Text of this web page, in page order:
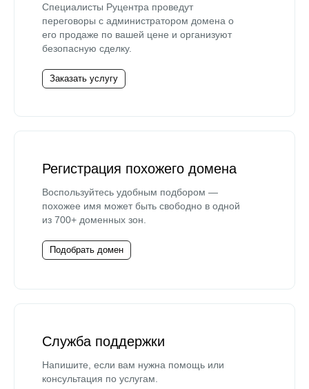
Специалисты Руцентра проведут
переговоры с администратором домена о
его продаже по вашей цене и организуют
безопасную сделку.
Заказать услугу
Регистрация похожего домена
Воспользуйтесь удобным подбором —
похожее имя может быть свободно в одной
из 700+ доменных зон.
Подобрать домен
Служба поддержки
Напишите, если вам нужна помощь или
консультация по услугам.